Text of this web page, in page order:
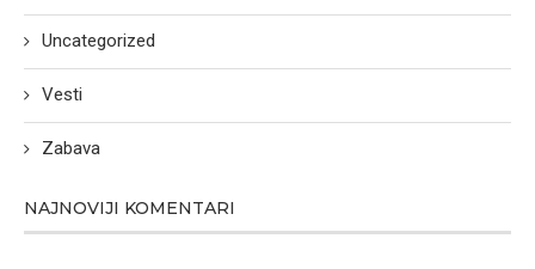
Uncategorized
Vesti
Zabava
NAJNOVIJI KOMENTARI